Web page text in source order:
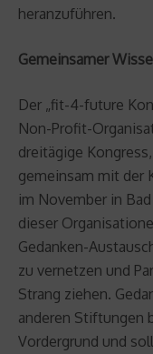
heranzuführen.
Gemeinsamer
Der „fit-4-future
Non-Profit-
dreitägige
gemeinsam mit der
im November in
dieser
Gedanken-
zu vernetzen und
Strang ziehen.
anderen Stiftungen
Vordergrund und